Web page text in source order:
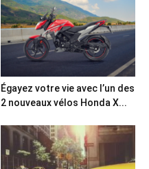
Égayez votre vie avec l’un des
2 nouveaux vélos Honda X...